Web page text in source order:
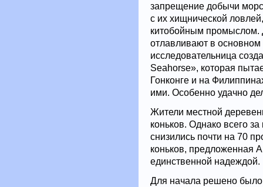
запрещение добычи
с их хищнической
китобойным промыслом.
отлавливают в
исследовательница
Seahorse», которая
Гонконге и на
ими. Особенно удачно
Жители местной
коньков. Однако всего
снизились почти на 70
коньков, предложенная
единственной надеждой.
Для начала решено